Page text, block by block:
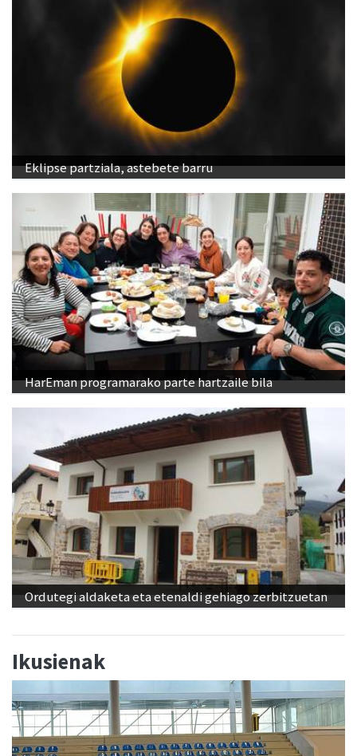
Eklipse partziala, astebete barru
HarEman programarako parte hartzaile bila
Ordutegi aldaketa eta etenaldi gehiago zerbitzuetan
Ikusienak